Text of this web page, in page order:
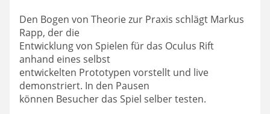
Den Bogen von Theorie zur Praxis schlägt Markus
Rapp, der die
Entwicklung von Spielen für das Oculus Rift
anhand eines selbst
entwickelten Prototypen vorstellt und live
demonstriert. In den Pausen
können Besucher das Spiel selber testen.